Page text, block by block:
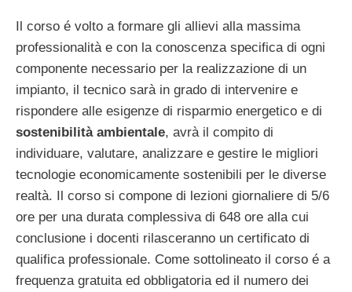
Il corso é volto a formare gli allievi alla massima
professionalità e con la conoscenza specifica di ogni
componente necessario per la realizzazione di un
impianto, il tecnico sarà in grado di intervenire e
rispondere alle esigenze di risparmio energetico e di
sostenibilità ambientale, avrà il compito di
individuare, valutare, analizzare e gestire le migliori
tecnologie economicamente sostenibili per le diverse
realtà. Il corso si compone di lezioni giornaliere di 5/6
ore per una durata complessiva di 648 ore alla cui
conclusione i docenti rilasceranno un certificato di
qualifica professionale. Come sottolineato il corso é a
frequenza gratuita ed obbligatoria ed il numero dei